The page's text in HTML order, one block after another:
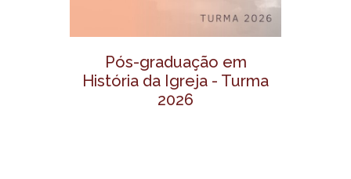
Pós-graduação em
História da Igreja - Turma
2026